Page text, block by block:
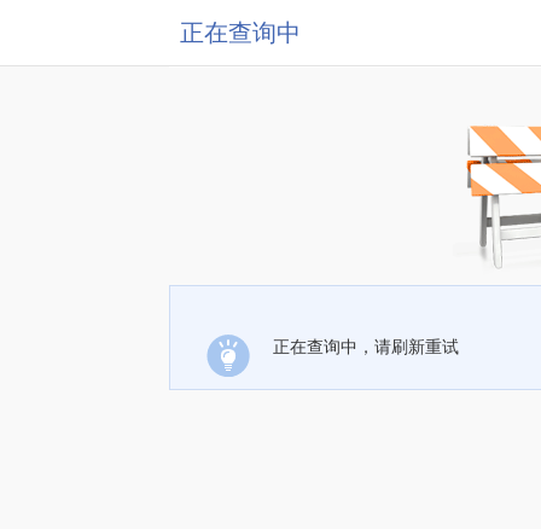
正在查询中
正在查询中，请刷新重试